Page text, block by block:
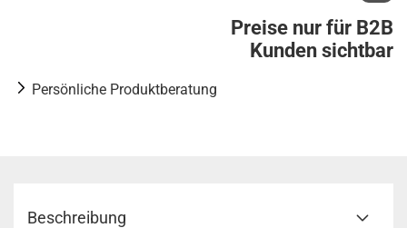
Preise nur für B2B
Kunden sichtbar
Persönliche Produktberatung
Beschreibung